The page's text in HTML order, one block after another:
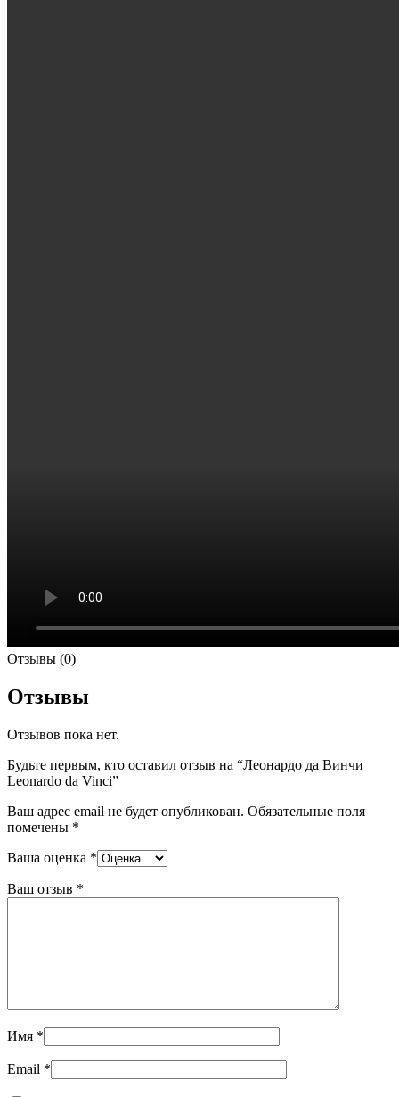
Отзывы (0)
Отзывы
Отзывов пока нет.
Будьте первым, кто оставил отзыв на “Леонардо да Винчи
Leonardo da Vinci”
Ваш адрес email не будет опубликован. Обязательные поля
помечены *
Ваша оценка *
Ваш отзыв *
Имя *
Email *